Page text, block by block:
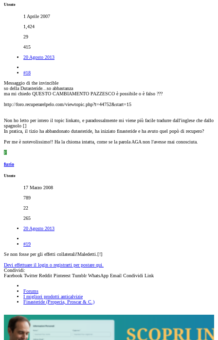
Utente
1 Aprile 2007
1,424
29
415
20 Agosto 2013
#18
Messaggio di the invincible
so della Dutasteride...so abbastanza
ma mi chiedo QUESTO CAMBIAMENTO PAZZESCO è possibile o è falso ???
http://foro.recuperarelpelo.com/viewtopic.php?t=44752&start=15
Non ho letto per intero il topic linkato, e paradossalmente mi viene più facile tradurre dall'inglese che dallo
spagnolo []
In pratica, il tizio ha abbandonato dutasteride, ha iniziato finasteride e ha avuto quel popò di recupero?
Per me è notevolissimo!! Ha la chioma intatta, come se la parola AGA non l'avesse mai conosciuta.
F
furio
Utente
17 Marzo 2008
789
22
265
20 Agosto 2013
#19
Se non fosse per gli effetti collaterali!Maledetti.[!]
Devi effettuare il login o registrarti per postare qui.
Condividi:
Facebook Twitter Reddit Pinterest Tumblr WhatsApp Email Condividi Link
Forums
I migliori prodotti anticalvizie
Finasteride (Propecia, Proscar & C.)